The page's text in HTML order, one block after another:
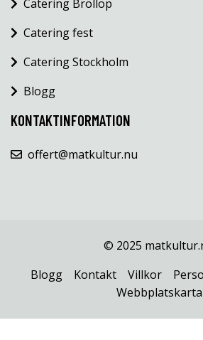
Catering Bröllop
Catering fest
Catering Stockholm
Blogg
KONTAKTINFORMATION
offert@matkultur.nu
© 2025
Blogg
Kontakt Villkor
Webbplatskarta